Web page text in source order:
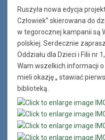
Ruszyła nowa edycja
Człowiek” skierowana do
w tegorocznej kampanii są
polskiej. Serdecznie
Oddziału dla Dzieci i Filii nr
Wam wszelkich informacji o
mieli okazję „ stawiać
biblioteką.